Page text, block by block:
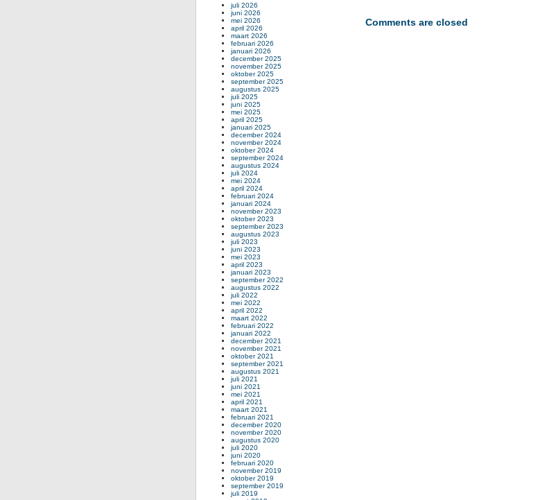
Comments are closed
juli 2026
juni 2026
mei 2026
april 2026
maart 2026
februari 2026
januari 2026
december 2025
november 2025
oktober 2025
september 2025
augustus 2025
juli 2025
juni 2025
mei 2025
april 2025
januari 2025
december 2024
november 2024
oktober 2024
september 2024
augustus 2024
juli 2024
mei 2024
april 2024
februari 2024
januari 2024
november 2023
oktober 2023
september 2023
augustus 2023
juli 2023
juni 2023
mei 2023
april 2023
januari 2023
september 2022
augustus 2022
juli 2022
mei 2022
april 2022
maart 2022
februari 2022
januari 2022
december 2021
november 2021
oktober 2021
september 2021
augustus 2021
juli 2021
juni 2021
mei 2021
april 2021
maart 2021
februari 2021
december 2020
november 2020
augustus 2020
juli 2020
juni 2020
februari 2020
november 2019
oktober 2019
september 2019
juli 2019